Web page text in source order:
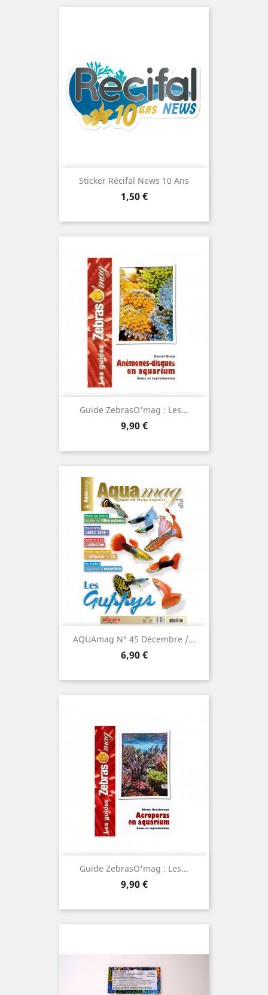
Sticker Récifal News 10 Ans
Prix
1,50 €
Guide ZebrasO'mag : Les...
Prix
9,90 €
AQUAmag N° 45 Décembre /...
Prix
6,90 €
Guide ZebrasO'mag : Les...
Prix
9,90 €